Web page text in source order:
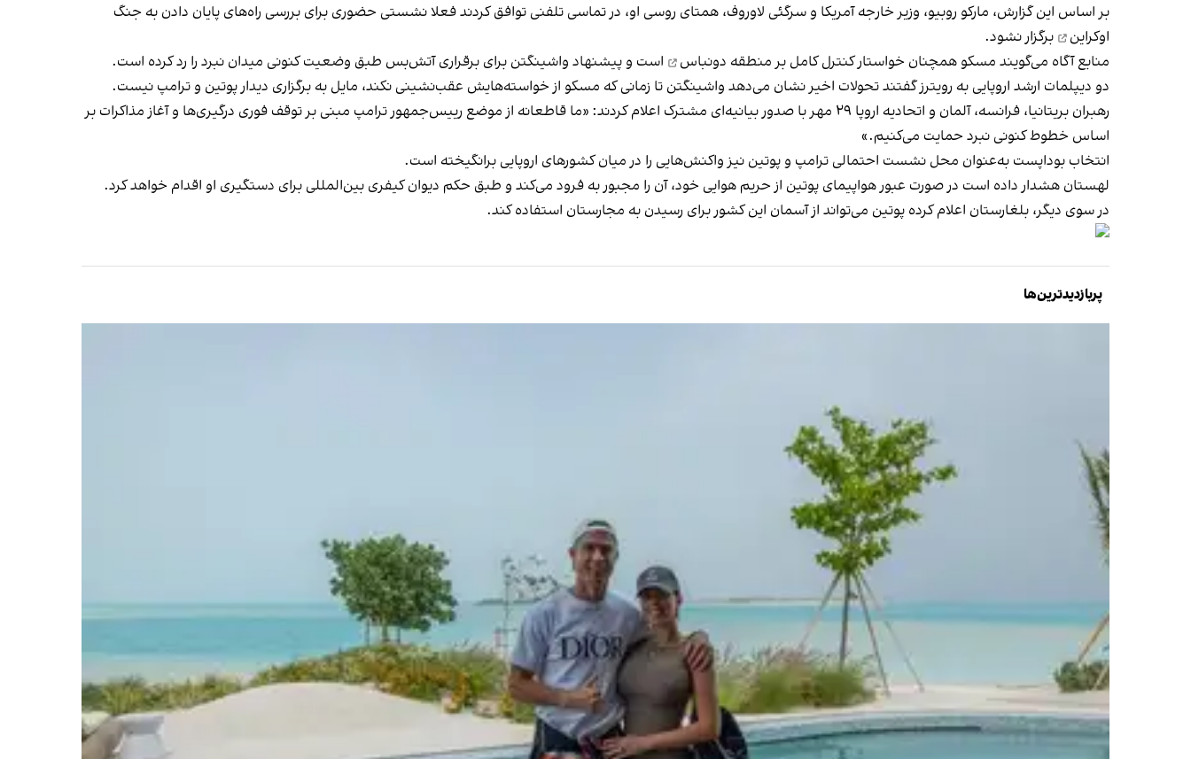
بر اساس این گزارش، مارکو روبیو، وزیر خارجه آمریکا و سرگئی لاوروف، همتای روسی او، در تماسی تلفنی توافق کردند فعلا نشستی حضوری برای بررسی راه‌های پایان دادن به جنگ
اوکراین
برگزار نشود.
منابع آگاه می‌گویند مسکو همچنان خواستار کنترل کامل بر منطقه دونباس
است و پیشنهاد واشینگتن برای برقراری آتش‌بس طبق وضعیت کنونی میدان نبرد را رد کرده است.
دو دیپلمات ارشد اروپایی به رویترز گفتند تحولات اخیر نشان می‌دهد واشینگتن تا زمانی که مسکو از خواسته‌هایش عقب‌نشینی نکند، مایل به برگزاری دیدار پوتین و ترامپ نیست.
رهبران بریتانیا، فرانسه، آلمان و اتحادیه اروپا ۲۹ مهر با صدور بیانیه‌ای مشترک اعلام کردند: «ما قاطعانه از موضع رییس‌جمهور ترامپ مبنی بر توقف فوری درگیری‌ها و آغاز مذاکرات بر
اساس خطوط کنونی نبرد حمایت می‌کنیم.»
انتخاب بوداپست به‌عنوان محل نشست احتمالی ترامپ و پوتین نیز واکنش‌هایی را در میان کشورهای اروپایی برانگیخته است.
لهستان هشدار داده است در صورت عبور هواپیمای پوتین از حریم هوایی خود، آن را مجبور به فرود می‌کند و طبق حکم دیوان کیفری بین‌المللی برای دستگیری او اقدام خواهد کرد.
در سوی دیگر، بلغارستان اعلام کرده پوتین می‌تواند از آسمان این کشور برای رسیدن به مجارستان استفاده کند.
پربازدیدترین‌ها